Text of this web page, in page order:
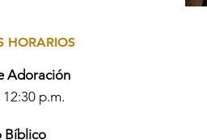
HORARIOS
Adoración
p.m.
Bíblico